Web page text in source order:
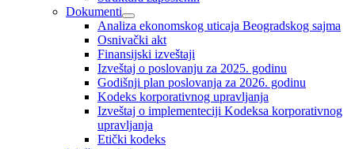
Dokumenti
Analiza ekonomskog uticaja Beogradskog sajma
Osnivački akt
Finansijski izveštaji
Izveštaj o poslovanju za 2025. godinu
Godišnji plan poslovanja za 2026. godinu
Kodeks korporativnog upravljanja
Izveštaj o implementeciji Kodeksa korporativnog
upravljanja
Etički kodeks